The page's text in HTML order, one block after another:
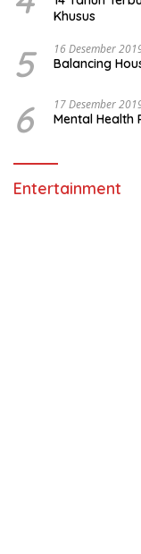
Khusus
5 16 Desember
Balancing
6 17 Desember
Mental Health
Entertainment